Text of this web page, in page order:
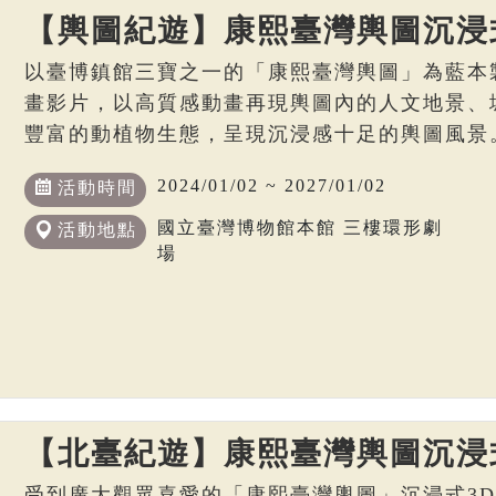
【輿圖紀遊】康熙臺灣輿圖沉
以臺博鎮館三寶之一的「康熙臺灣輿圖」為藍
畫影片，以高質感動畫再現輿圖內的人文地景
豐富的動植物生態，呈現沉浸感十足的輿圖風景
活動時間 2024/01/02 ~ 2027/01/02
活動地點
國立臺灣博物館本館 三樓環形劇
場
【北臺紀遊】康熙臺灣輿圖沉